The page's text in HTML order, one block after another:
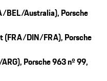
BEL/Australia), Porsche
(FRA/DIN/FRA), Porsche
Porsche 963 nº 99,